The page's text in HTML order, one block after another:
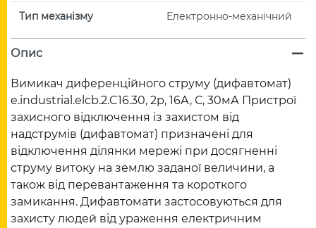
Тип механізму Електронно-механічний
Опис
Вимикач диференційного струму (дифавтомат)
e.industrial.elcb.2.C16.30, 2р, 16А, С, 30мА Пристрої
захисного відключення із захистом від
надструмів (дифавтомат) призначені для
відключення ділянки мережі при досягненні
струму витоку на землю заданої величини, а
також від перевантаження та короткого
замикання. Дифавтомати застосовуються для
захисту людей від ураження електричним